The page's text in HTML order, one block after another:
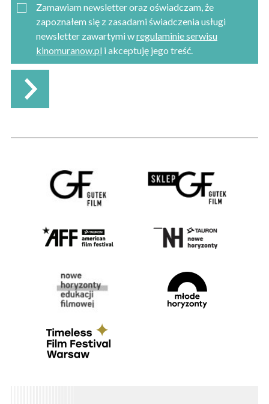
Zamawiam newsletter oraz oświadczam, że
zapoznałem się z zasadami świadczenia usługi
newsletter zawartymi wregulaminie serwisu
kinomuranow.pl i akceptuję jego treść.